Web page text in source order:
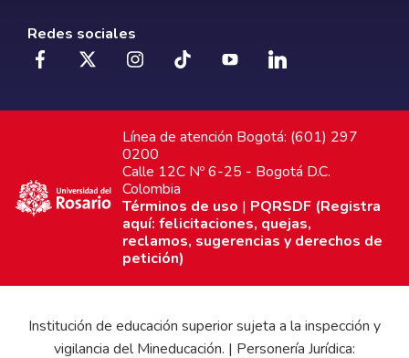
Redes sociales
Línea de atención Bogotá: (601) 297
0200
Calle 12C Nº 6-25 - Bogotá D.C.
Colombia
Términos de uso | PQRSDF (Registra
aquí: felicitaciones, quejas,
reclamos, sugerencias y derechos de
petición)
Institución de educación superior sujeta a la inspección y
vigilancia del Mineducación. | Personería Jurídica: